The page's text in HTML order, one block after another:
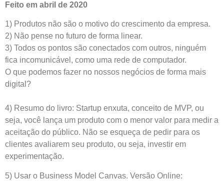
Feito em abril de 2020
1) Produtos não são o motivo do crescimento da empresa.
2) Não pense no futuro de forma linear.
3) Todos os pontos são conectados com outros, ninguém
fica incomunicável, como uma rede de computador.
O que podemos fazer no nossos negócios de forma mais
digital?
4) Resumo do livro: Startup enxuta, conceito de MVP, ou
seja, você lança um produto com o menor valor para medir a
aceitação do público. Não se esqueça de pedir para os
clientes avaliarem seu produto, ou seja, investir em
experimentação.
5) Usar o Business Model Canvas. Versão Online: